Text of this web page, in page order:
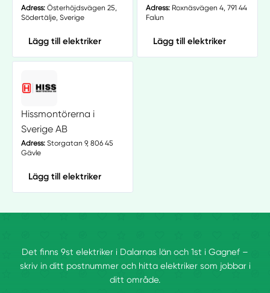
Adress:Österhöjdsvägen 25,
Södertälje, Sverige
Lägg till elektriker
Adress:Roxnäsvägen 4, 791 44
Falun
Lägg till elektriker
Hissmontörerna i
Sverige AB
Adress:Storgatan 9, 806 45
Gävle
Lägg till elektriker
Det finns 9st elektriker i Dalarnas län och 1st i Gagnef –
skriv in ditt postnummer och hitta elektriker som jobbar i
ditt område.